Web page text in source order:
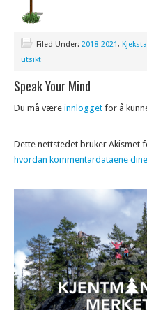
Filed Under: 2018-2021,
utsikt
Speak Your Mind
Du må være innlogget for å
Dette nettstedet bruker Akismet
hvordan kommentardataene